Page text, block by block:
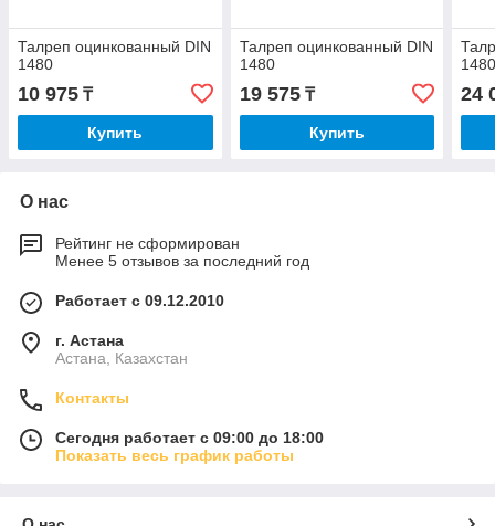
Талреп оцинкованный DIN
1480
10 975 ₸
Купить
Талреп оцинкованный DIN
1480
19 575₸
Купить
24
О нас
Рейтинг не сформирован
Менее 5 отзывов за последний год
Работает с 09.12.2010
г. Астана
Астана, Казахстан
Контакты
Сегодня работает с 09:00 до 18:00
Показать весь график работы